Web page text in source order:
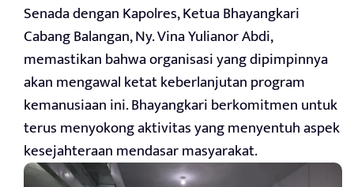
Senada dengan Kapolres, Ketua Bhayangkari
Cabang Balangan, Ny. Vina Yulianor Abdi,
memastikan bahwa organisasi yang dipimpinnya
akan mengawal ketat keberlanjutan program
kemanusiaan ini. Bhayangkari berkomitmen untuk
terus menyokong aktivitas yang menyentuh aspek
kesejahteraan mendasar masyarakat.